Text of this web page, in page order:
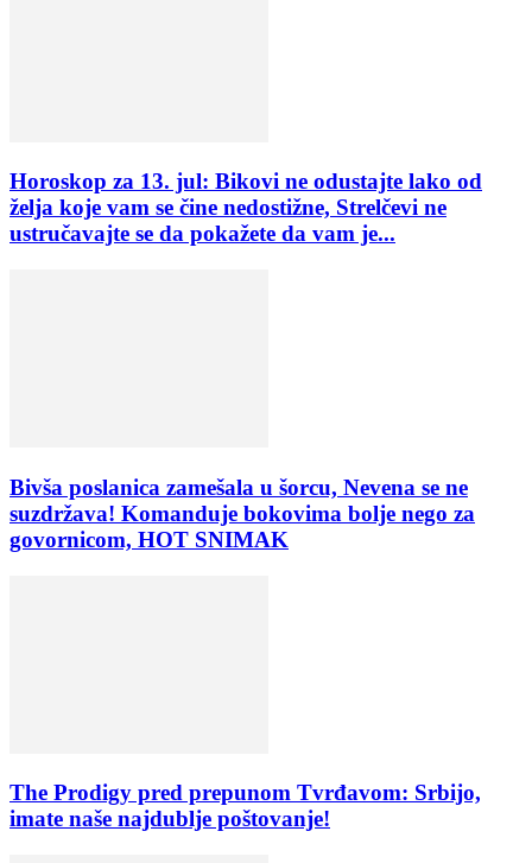
Horoskop za 13. jul: Bikovi ne odustajte lako od
želja koje vam se čine nedostižne, Strelčevi ne
ustručavajte se da pokažete da vam je...
Bivša poslanica zamešala u šorcu, Nevena se ne
suzdržava! Komanduje bokovima bolje nego za
govornicom, HOT SNIMAK
The Prodigy pred prepunom Tvrđavom: Srbijo,
imate naše najdublje poštovanje!